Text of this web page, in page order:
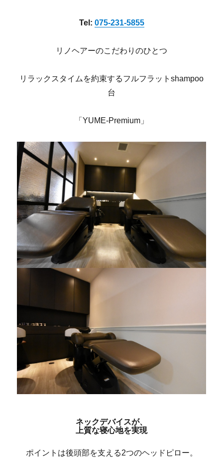
Tel: 075-231-5855
リノヘアーのこだわりのひとつ
リラックスタイムを約束するフルフラットshampoo
台
「YUME-Premium」
ネックデバイスが、
上質な寝心地を実現
ポイントは後頭部を支える2つのヘッドピロー。